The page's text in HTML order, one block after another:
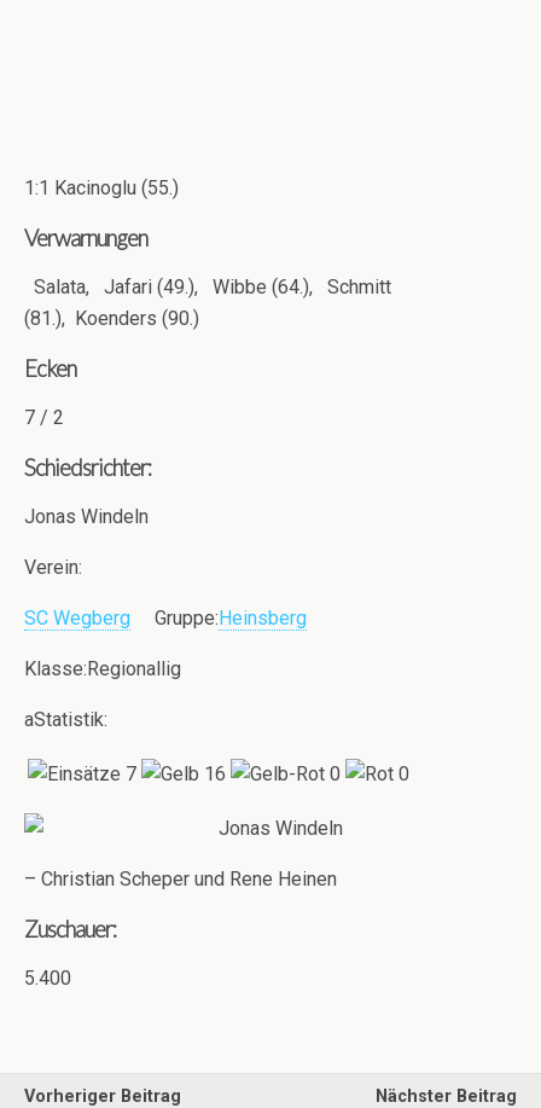
1:1 Kacinoglu (55.)
Verwarnungen
Salata, Jafari (49.), Wibbe (64.),
Schmitt
(81.), Koenders (90.)
Ecken
7 / 2
Schiedsrichter:
Jonas Windeln
Verein:
SC Wegberg Gruppe:Heinsberg
Klasse:Regionallig
aStatistik:
7 16 0 0
– Christian Scheper und Rene Heinen
Zuschauer:
5.400
Vorheriger Beitrag
Nächster Beitrag